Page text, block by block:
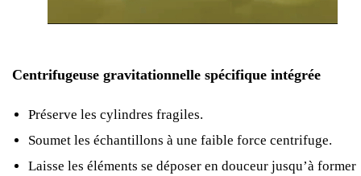
Centrifugeuse gravitationnelle spécifique intégrée
Préserve les cylindres fragiles.
Soumet les échantillons à une faible force centrifuge.
Laisse les éléments se déposer en douceur jusqu’à former